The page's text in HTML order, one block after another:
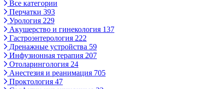
Все категории
Перчатки 393
Урология 229
Акушерство и гинекология 137
Гастроэнтерология 222
Дренажные устройства 59
Инфузионная терапия 207
Отоларингология 24
Анестезия и реанимация 705
Проктология 47